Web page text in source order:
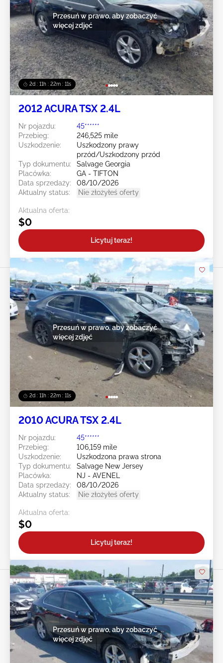
2d : 11h : 22m : 08s
Przesuń w prawo, aby zobaczyć
więcej zdjęć
2012 ACURA TSX 2.4L
Nr pojazdu:
45******
Przebieg:
246,525 mile
Uszkodzenie:
Uszkodzony prawy
przód/Uszkodzony przód
Typ dokumentu:
Salvage Georgia
Placówka:
GA - TIFTON
Data sprzedaży:
08/10/2026
Aktualny status:
Nie złożyłeś oferty
Aktualna oferta:
$0
Licytuj teraz!
2d : 11h : 22m : 08s
Przesuń w prawo, aby zobaczyć
więcej zdjęć
2010 ACURA TSX 2.4L
Nr pojazdu:
45******
Przebieg:
106,159 mile
Uszkodzenie:
Uszkodzona prawa strona
Typ dokumentu:
Salvage New Jersey
Placówka:
NJ - AVENEL
Data sprzedaży:
08/10/2026
Aktualny status:
Nie złożyłeś oferty
Aktualna oferta:
$0
Licytuj teraz!
Przesuń w prawo, aby zobaczyć
więcej zdjęć